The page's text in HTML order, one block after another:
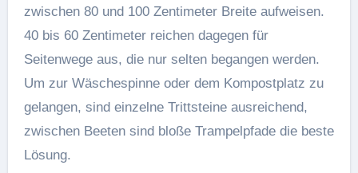
zwischen 80 und 100 Zentimeter Breite aufweisen.
40 bis 60 Zentimeter reichen dagegen für
Seitenwege aus, die nur selten begangen werden.
Um zur Wäschespinne oder dem Kompostplatz zu
gelangen, sind einzelne Trittsteine ausreichend,
zwischen Beeten sind bloße Trampelpfade die beste
Lösung.